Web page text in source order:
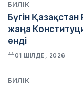
БИЛІК
Бүгін
жаңа
енді
01 ШІЛДЕ, 2026
БИЛІК